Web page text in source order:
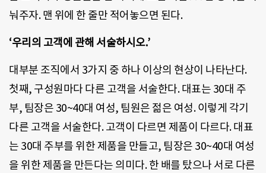
눠주자. 맨 위에 한 줄만 적어놓으면 된다.
‘우리의 고객에 관해 서술하시오.’
대부분 조직에서 3가지 중 하나 이상의 현상이 나타난다.
첫째, 구성원마다 다른 고객을 서술한다. 대표는 30대 주
부, 팀장은 30~40대 여성, 팀원은 젊은 여성. 이렇게 각기
다른 고객을 서술한다. 고객이 다르면 제품이 다르다. 대표
는 30대 주부를 위한 제품을 만들고, 팀장은 30~40대 여성
을 위한 제품을 만든다는 의미다. 한 배를 탔으나 서로 다른